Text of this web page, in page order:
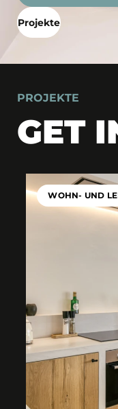
Projekte
PROJEKTE
GET
WOHN- UND